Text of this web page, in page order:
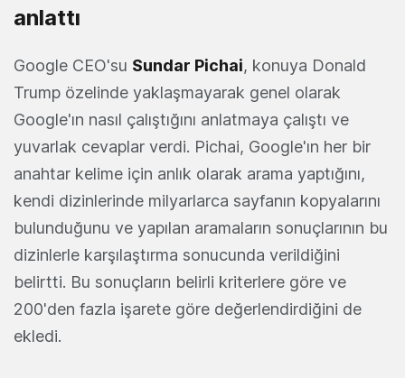
anlattı
Google CEO'su Sundar Pichai, konuya Donald
Trump özelinde yaklaşmayarak genel olarak
Google'ın nasıl çalıştığını anlatmaya çalıştı ve
yuvarlak cevaplar verdi. Pichai, Google'ın her bir
anahtar kelime için anlık olarak arama yaptığını,
kendi dizinlerinde milyarlarca sayfanın kopyalarını
bulunduğunu ve yapılan aramaların sonuçlarının bu
dizinlerle karşılaştırma sonucunda verildiğini
belirtti. Bu sonuçların belirli kriterlere göre ve
200'den fazla işarete göre değerlendirdiğini de
ekledi.